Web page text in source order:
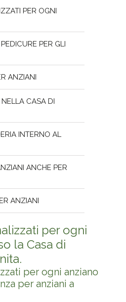
PER OGNI
PER GLI
ANZIANI
NELLA CASA DI
INTERNO AL
ANCHE PER
ANZIANI
per ogni
la Casa di
per ogni anziano
per anziani a